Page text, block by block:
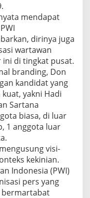
mendapat
dirinya juga
wartawan
di tingkat pusat.
branding, Don
kandidat yang
yakni Hadi
Sartana
biasa, di luar
1 anggota luar
visi-
kekinian.
Indonesia (PWI)
pers yang
bermartabat